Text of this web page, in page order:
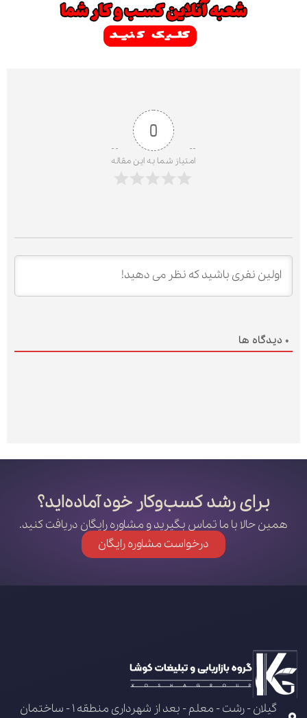
0
امتیاز شما به این مقاله
0 دیدگاه ها
برای رشد کسب‌وکار خود آماده‌اید؟
همین حالا با ما تماس بگیرید و مشاوره رایگان دریافت کنید.
درخواست مشاوره رایگان
گیلان - رشت - معلم - بعد از شهرداری منطقه 1 - ساختمان